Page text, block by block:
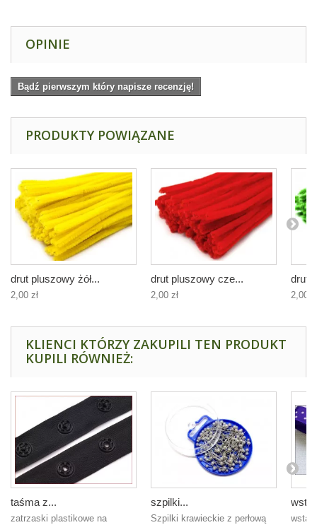
OPINIE
Bądź pierwszym który napisze recenzję!
PRODUKTY POWIĄZANE
drut pluszowy żół...
2,00 zł
drut pluszowy cze...
2,00 zł
drut
2,00
KLIENCI KTÓRZY ZAKUPILI TEN PRODUKT
KUPILI RÓWNIEŻ:
taśma z...
zatrzaski plastikowe na
szpilki...
Szpilki krawieckie z perłową